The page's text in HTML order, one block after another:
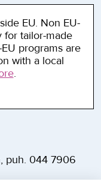
EU. Non EU-
for tailor-made
programs are
with a local
.
puh. 044 7906